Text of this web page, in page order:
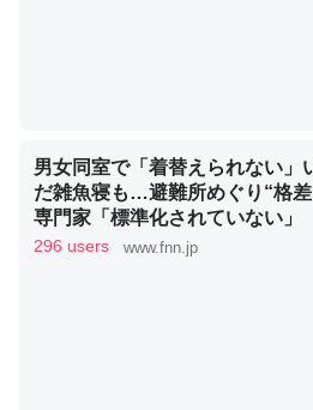
類は苦労してるんだな…。腹足類
─ニュース :: 【研究発表】昆虫学の大問
ウチもEchoを実家に置いて４年
ちぼちRingも置こうかと画策中
位置情報を共有してる。電池残量
─たまにLINEするくらいだった遠方の
コミュニケーションが劇的に変化した
男女同室で「着替えられない」
だ雑魚寝も…避難所めぐり“格
専門家「標準化されていない
和8年熊本地震｜FNNプライムオ
296 users www.fnn.jp